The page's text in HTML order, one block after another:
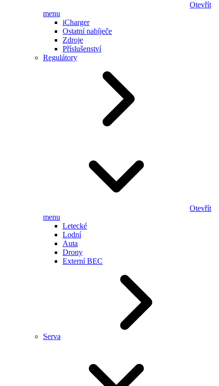
Otevřít
menu
iCharger
Ostatní nabíječe
Zdroje
Příslušenství
Regulátory
Otevřít
menu
Letecké
Lodní
Auta
Drony
Externí BEC
Serva